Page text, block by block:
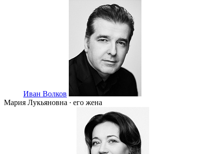
Иван Волков
Мария Лукьяновна ∙ его жена